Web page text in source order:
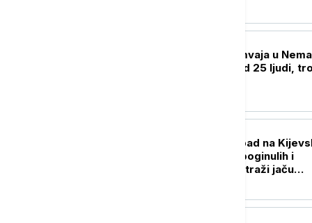
U sudaru dva tramvaja u
povređeno više od 25 ljudi,
Masovni ruski napad na
oblast: Desetine poginulih i
ranjenih, Ukrajina traži jaču